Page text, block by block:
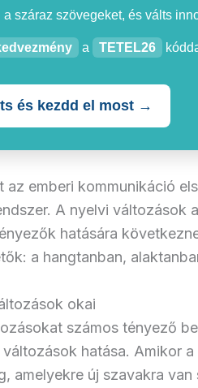
a száraz szövegeket, és válts
a TETEL26
és kezdd el most →
az emberi kommunikáció
A nyelvi változások
hatására
a hangtanban,
okai
számos tényező
változások hatása. Amikor
amelyekre új szavakra